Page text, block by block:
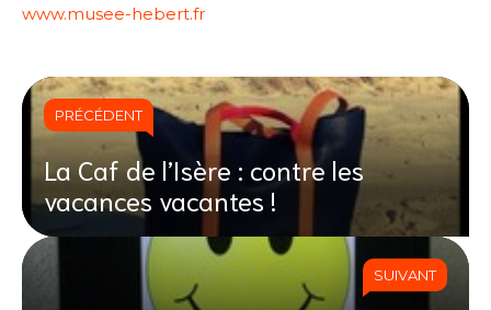
www.musee-hebert.fr
PRÉCÉDENT
La Caf de l’Isère : contre les
vacances vacantes !
SUIVANT